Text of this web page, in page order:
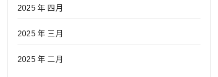
2025 年 四月
2025 年 三月
2025 年 二月